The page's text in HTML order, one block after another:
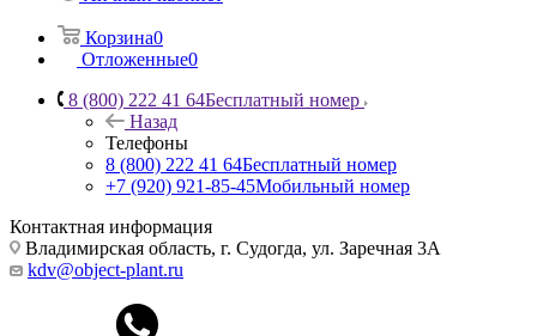
Корзина0
Отложенные0
8 (800) 222 41 64Бесплатный номер
Назад
Телефоны
8 (800) 222 41 64Бесплатный номер
+7 (920) 921-85-45Мобильный номер
Контактная информация
Владимирская область, г. Судогда, ул. Заречная 3А
kdv@object-plant.ru